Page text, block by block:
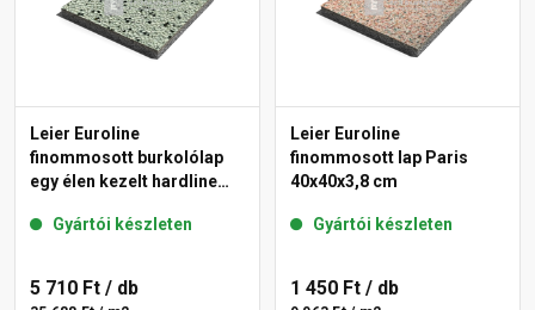
Leier Euroline
finommosott burkolólap
egy élen kezelt hardline
Gyártói készleten
5 710 Ft / db
Leier Euroline
finommosott lap Paris
40x40x3,8 cm
Gyártói készleten
1 450 Ft / db